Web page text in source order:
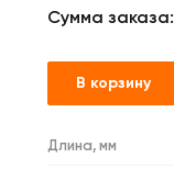
Сумма заказа:
В корзину
Длина, мм